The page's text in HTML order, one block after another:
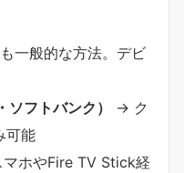
一般的な方法。デビ
フトバンク）
→ ク
可能
ホやFire TV Stick経